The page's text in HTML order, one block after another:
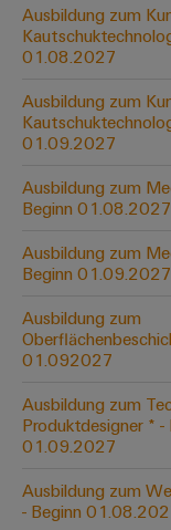
Öl
&
Sicherer
Betrieb
mit
Lösungen
für
Mehr
durch
Lösungen
die
Industrial
Industrial
IoT
Industrial
Security
Industrial
Service
Platform
Regler
I/O-
Systeme
Industrial
Ethernet
Touch-
Panels
und
Smart
Metering
Webinare
PSIRT
Digitale
eShop
OCI-
EDI-
ALLE
SERVICES
Solution
finden
Solution
Partner
-
Messen
&
Globale
Messen
&
Events
Ausbildung zum
01.08.2027
Ausbildung zum
01.09.2027
Ausbildung zum
Beginn 01.08.2027
Ausbildung zum
Beginn 01.09.2027
Ausbildung zum
01.092027
Ausbildung zum
Produktdesigner * -
01.09.2027
Ausbildung zum
- Beginn